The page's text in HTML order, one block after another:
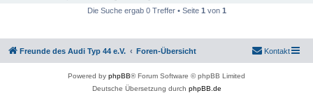
Die Suche ergab 0 Treffer • Seite 1 von 1
Freunde des Audi Typ 44 e.V. Foren-Übersicht Kontakt
Powered by phpBB® Forum Software © phpBB Limited
Deutsche Übersetzung durch phpBB.de